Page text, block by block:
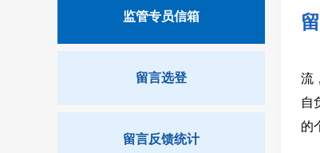
监管专员信箱
留言选登
留言反馈统计
流
自
的